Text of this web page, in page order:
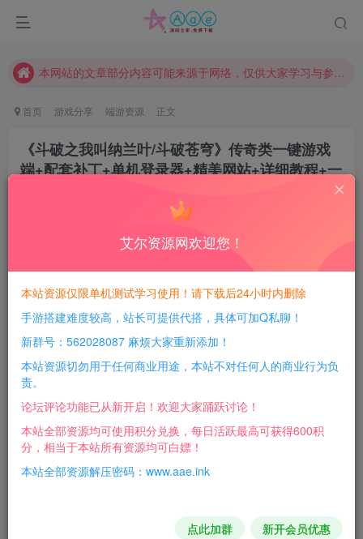
现在赞助会员享受专属折扣，详情点击此条公告。
本网站的文章部分内容可能来源于网络，仅供大家学习与参考，如有侵权，请联系站长QQ466107887进行删除处理。
首页 游戏分享 端游资源 正文
《斗破之我叫纳兰叶/斗破苍穹》传奇类一键游戏
端+配套补丁+单机登录器+精美网站+详细教程+一
63
每日活跃最高可获得600积分！所有资源可以使用
积分免费兑换！
游戏介绍：
实物爆率相当高：5转地图就开始爆；非赌博坑逼服·为保证
长期稳定运营；合区不爆实物；装备爆率永不关闭；长期耐
玩；
2.关于合区、沙奖励等
艾尔资源网欢迎您！
本站资源仅限单机测试学习使用！请下载后24小时内删除
手游搭建难度较高，站长可提供代搭，具体可加Q私聊！
新群号：562028087 麻烦大家重新添加！
本站资源切勿用于任何商业用途，本站不对任何人的商业行为负
责。
论坛评论功能已从新开启！欢迎大家踊跃讨论！
本站全部资源均可使用积分兑换，每日活跃最高可获得600积
分，相当于本站所有资源均可白嫖！
本站全部资源解压密码：www.aae.ink
点此加群 新开会员优惠